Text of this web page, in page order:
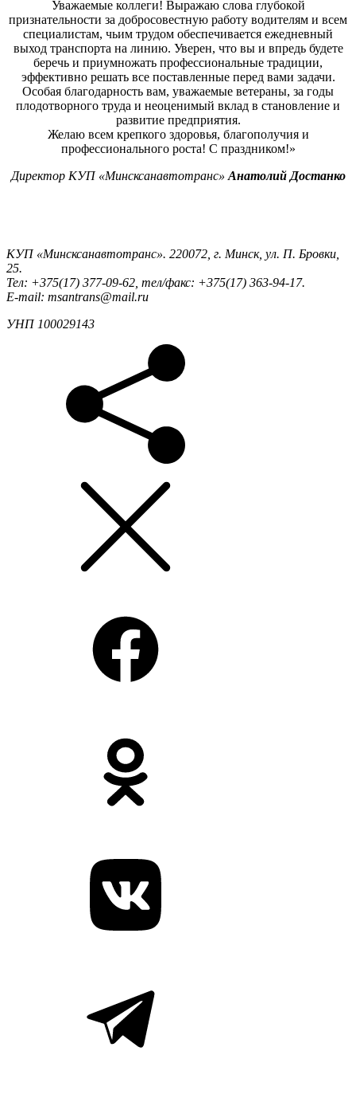
Уважаемые коллеги! Выражаю слова глубокой
признательности за добросовестную работу водителям и всем
специалистам, чьим трудом обеспечивается ежедневный
выход транспорта на линию. Уверен, что вы и впредь будете
беречь и приумножать профессиональные традиции,
эффективно решать все поставленные перед вами задачи.
Особая благодарность вам, уважаемые ветераны, за годы
плодотворного труда и неоценимый вклад в становление и
развитие предприятия.
Желаю всем крепкого здоровья, благополучия и
профессионального роста! С праздником!»
Директор КУП «Минсксанавтотранс»Анатолий Достанко
КУП «Минсксанавтотранс». 220072, г. Минск, ул. П. Бровки,
25.
Тел: +375(17) 377-09-62, тел/факс: +375(17) 363-94-17.
E-mail: msantrans@mail.ru
УНП 100029143